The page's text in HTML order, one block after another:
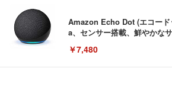
Amazon Echo Dot (エコー
a、センサー搭載、鮮やかな
￥7,480